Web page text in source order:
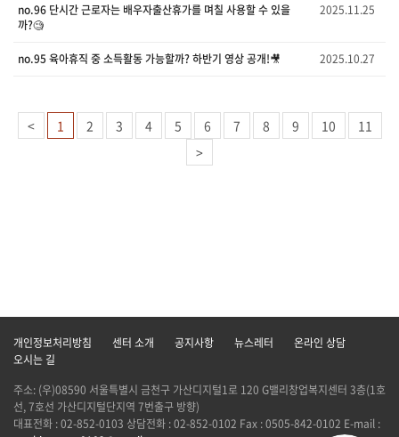
no.96 단시간 근로자는 배우자출산휴가를 며칠 사용할 수 있을
까?🧐
2025.11.25
no.95 육아휴직 중 소득활동 가능할까? 하반기 영상 공개!🎥 2025.10.27
< 1 2 3 4 5 6 7 8 9 10
11
>
개인정보처리방침 센터 소개 공지사항 뉴스레터
온라인 상담
오시는 길
주소: (우)08590 서울특별시 금천구 가산디지털1로 120 G밸리창업복지센터 3층(1호
선, 7호선 가산디지털단지역 7번출구 방향)
대표전화 : 02-852-0103 상담전화 : 02-852-0102 Fax : 0505-842-0102 E-mail :